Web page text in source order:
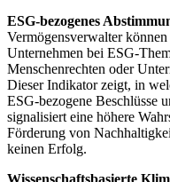
ESG-bezogenes
Vermögensverwalter
Unternehmen bei ESG-
Menschenrechten oder
Dieser Indikator zeigt, in
ESG-bezogene Beschlüsse
signalisiert eine höhere
Förderung von
keinen Erfolg.